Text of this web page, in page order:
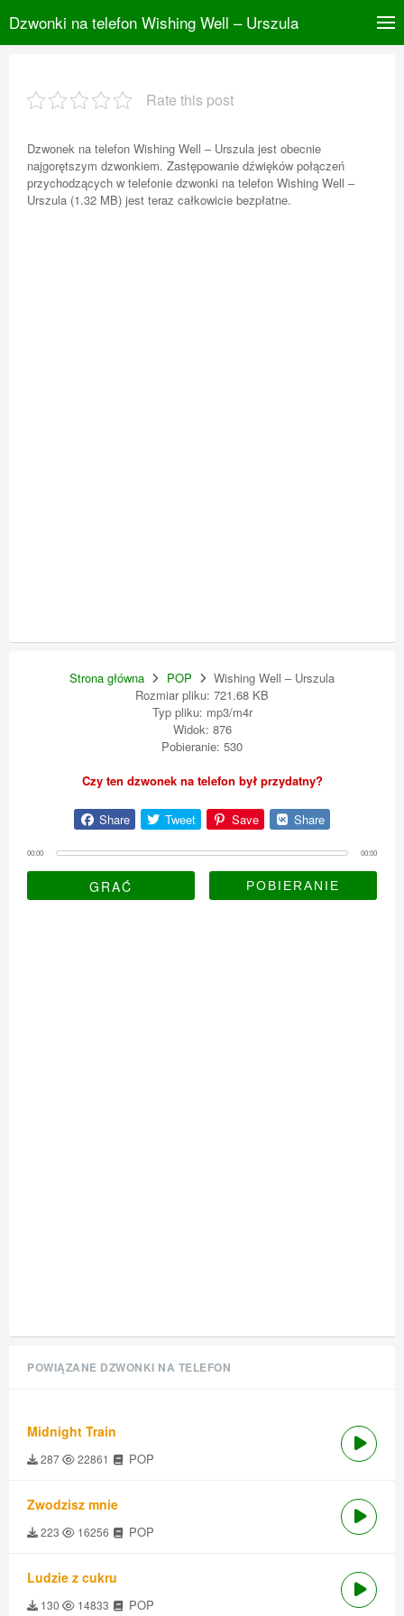
Dzwonki na telefon Wishing Well – Urszula
Rate this post
Dzwonek na telefon Wishing Well – Urszula jest obecnie
najgorętszym dzwonkiem. Zastępowanie dźwięków połączeń
przychodzących w telefonie dzwonki na telefon Wishing Well –
Urszula (1.32 MB) jest teraz całkowicie bezpłatne.
Strona główna POP
Wishing Well – Urszula
Rozmiar pliku: 721.68 KB
Typ pliku: mp3/m4r
Widok: 876
Pobieranie: 530
Czy ten dzwonek na telefon był przydatny?
Share Tweet Save Share
00:00 00:00
GRAĆ
POWIĄZANE DZWONKI NA TELEFON
Midnight Train
287 22861 POP
Zwodzisz mnie
223 16256 POP
Ludzie z cukru
130 14833 POP